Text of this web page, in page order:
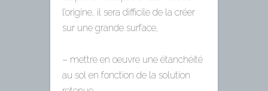
l’origine, il sera difficile de la créer
sur une grande surface,
– mettre en oeuvre une étanchéité
au sol en fonction de la solution